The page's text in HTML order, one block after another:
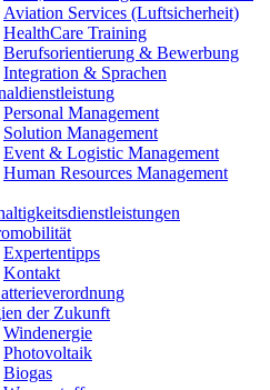
Aviation Services (Luftsicherheit)
HealthCare Training
Berufsorientierung & Bewerbung
Integration & Sprachen
Personal Management
Solution Management
Event & Logistic Management
Human Resources Management
Expertentipps
Kontakt
der Zukunft
Windenergie
Photovoltaik
Biogas